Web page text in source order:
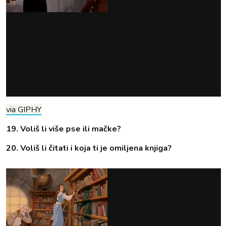
via GIPHY
19. Voliš li više pse ili mačke?
20. Voliš li čitati i koja ti je omiljena knjiga?